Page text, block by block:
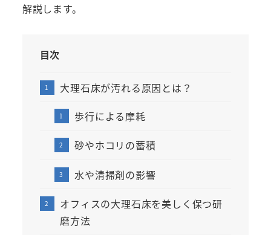
解説します。
目次
大理石床が汚れる原因とは？
歩行による摩耗
砂やホコリの蓄積
水や清掃剤の影響
オフィスの大理石床を美しく保つ研
磨方法